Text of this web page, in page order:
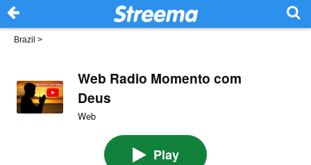
Brazil >
Web Radio Momento com
Deus
Web
Play